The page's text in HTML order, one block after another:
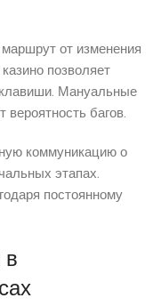
от изменения
позволяет
Мануальные
багов.
коммуникацию о
этапах.
постоянному
в